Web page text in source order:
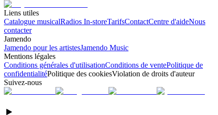
Liens utiles
Catalogue musicalRadios In-storeTarifsContactCentre d'aideNous
contacter
Jamendo
Jamendo pour les artistesJamendo Music
Mentions légales
Conditions générales d'utilisationConditions de ventePolitique de
confidentialitéPolitique des cookiesViolation de droits d'auteur
Suivez-nous